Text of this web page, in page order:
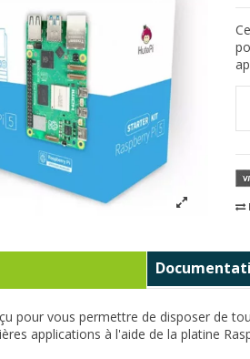
pour vous permettre de disposer de
applications à l'aide de la platine